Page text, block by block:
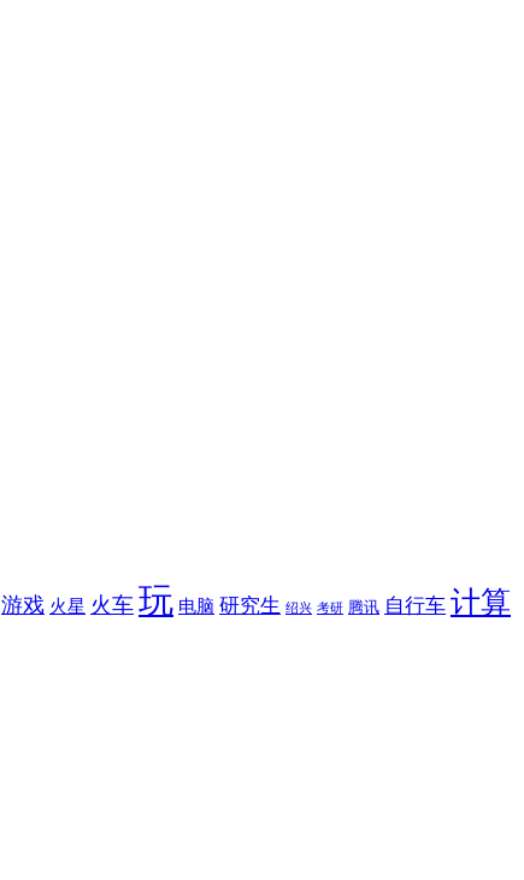
游戏 火星 火车 玩 电脑 研究生 绍兴 考研 腾讯 自行车 计算